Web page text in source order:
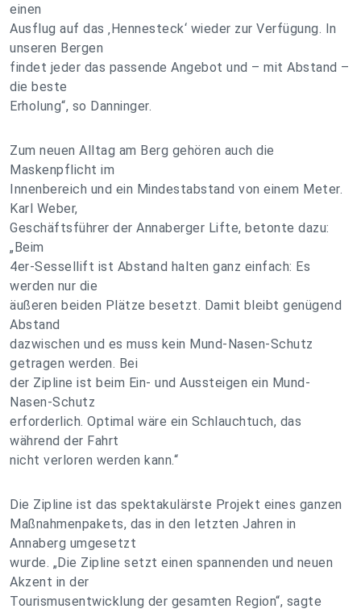
einen
Ausflug auf das ‚Hennesteck‘ wieder zur Verfügung. In
unseren Bergen
findet jeder das passende Angebot und – mit Abstand –
die beste
Erholung“, so Danninger.
Zum neuen Alltag am Berg gehören auch die
Maskenpflicht im
Innenbereich und ein Mindestabstand von einem Meter.
Karl Weber,
Geschäftsführer der Annaberger Lifte, betonte dazu:
„Beim
4er-Sessellift ist Abstand halten ganz einfach: Es
werden nur die
äußeren beiden Plätze besetzt. Damit bleibt genügend
Abstand
dazwischen und es muss kein Mund-Nasen-Schutz
getragen werden. Bei
der Zipline ist beim Ein- und Aussteigen ein Mund-
Nasen-Schutz
erforderlich. Optimal wäre ein Schlauchtuch, das
während der Fahrt
nicht verloren werden kann.“
Die Zipline ist das spektakulärste Projekt eines ganzen
Maßnahmenpakets, das in den letzten Jahren in
Annaberg umgesetzt
wurde. „Die Zipline setzt einen spannenden und neuen
Akzent in der
Tourismusentwicklung der gesamten Region“, sagte